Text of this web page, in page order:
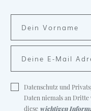
Datenschutz und
Daten niemals an
diese wichtigen